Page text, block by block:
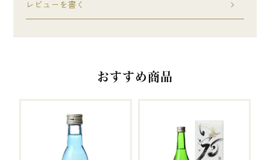
レビューを書く
おすすめ商品